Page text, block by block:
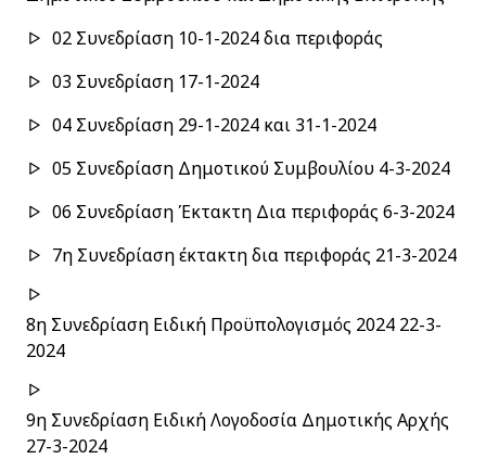
02 Συνεδρίαση 10-1-2024 δια περιφοράς
03 Συνεδρίαση 17-1-2024
04 Συνεδρίαση 29-1-2024 και 31-1-2024
05 Συνεδρίαση Δημοτικού Συμβουλίου 4-3-2024
06 Συνεδρίαση Έκτακτη Δια περιφοράς 6-3-2024
7η Συνεδρίαση έκτακτη δια περιφοράς 21-3-2024
8η Συνεδρίαση Ειδική Προϋπολογισμός 2024 22-3-
2024
9η Συνεδρίαση Ειδική Λογοδοσία Δημοτικής Αρχής
27-3-2024